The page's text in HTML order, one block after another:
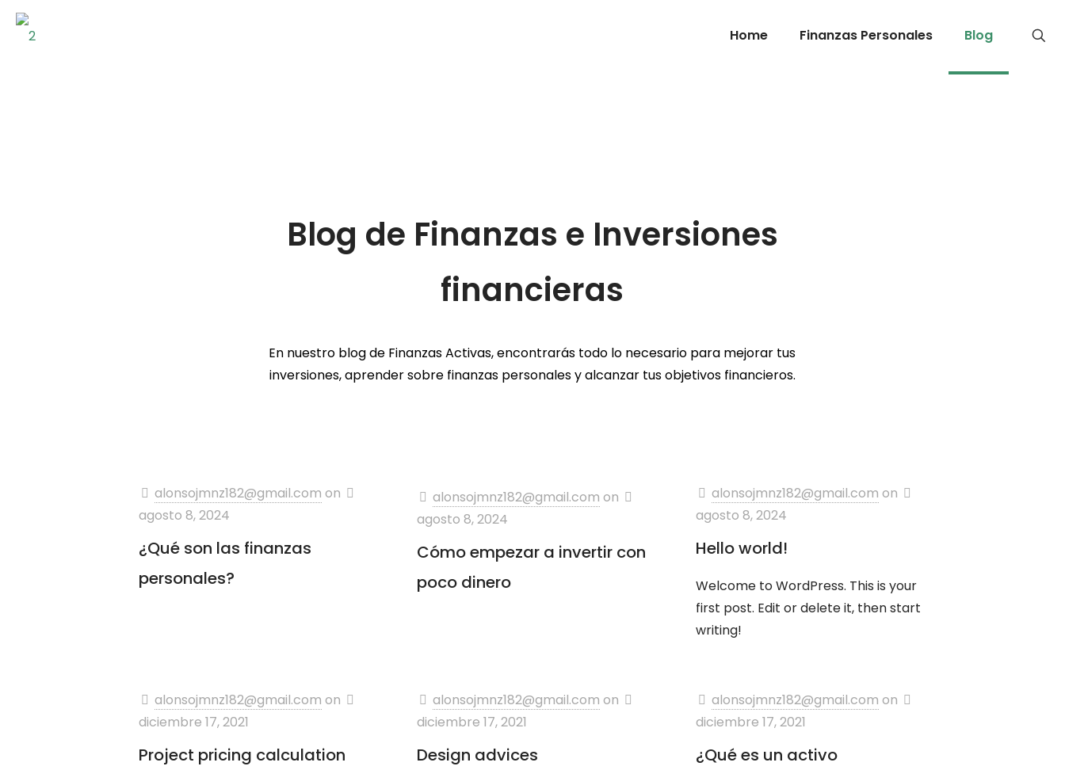
Home Finanzas Personales Blog
Blog de Finanzas e Inversiones
financieras
En nuestro blog de Finanzas Activas, encontrarás todo lo necesario para mejorar tus
inversiones, aprender sobre finanzas personales y alcanzar tus objetivos financieros.
alonsojmnz182@gmail.com on
agosto 8, 2024
¿Qué son las finanzas
personales?
alonsojmnz182@gmail.com on
agosto 8, 2024
Cómo empezar a invertir con
poco dinero
alonsojmnz182@gmail.com on
agosto 8, 2024
Hello world!
Welcome to WordPress. This is your
first post. Edit or delete it, then start
writing!
alonsojmnz182@gmail.com on
diciembre 17, 2021
Project pricing calculation
alonsojmnz182@gmail.com on
diciembre 17, 2021
Design advices
alonsojmnz182@gmail.com on
diciembre 17, 2021
¿Qué es un activo